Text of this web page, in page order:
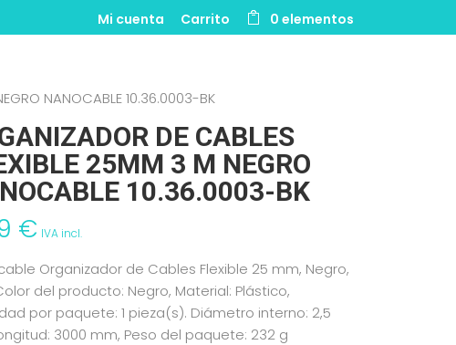
Mi cuenta Carrito 0 elementos
NANOCABLE 10.36.0003-BK
DE CABLES
25MM 3 M NEGRO
10.36.0003-BK
€ IVA incl.
Organizador de Cables Flexible 25 mm, Negro,
del producto: Negro, Material: Plástico,
por paquete: 1 pieza(s). Diámetro interno: 2,5
3000 mm, Peso del paquete: 232 g